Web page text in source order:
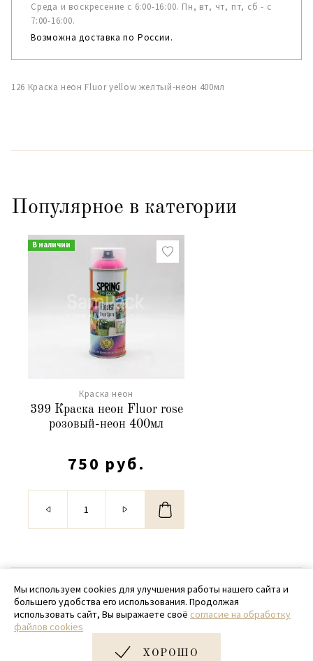
Среда и воскресение с 6:00-16:00. Пн, вт, чт, пт, сб - с
7:00-16:00.
Возможна доставка по России.
126 Краска неон Fluor yellow желтый-неон 400мл
Популярное в категории
В наличии
Краска неон
399 Краска неон Fluor rose
розовый-неон 400мл
750 руб.
© 2020 - 2026 SamPack
+ 7 (918) 699-97-87
zakaz@sampack.store
Мы используем cookies для улучшения работы нашего сайта и
большего удобства его использования. Продолжая
использовать сайт, Вы выражаете своё согласие на обработку
файлов cookies
ХОРОШО